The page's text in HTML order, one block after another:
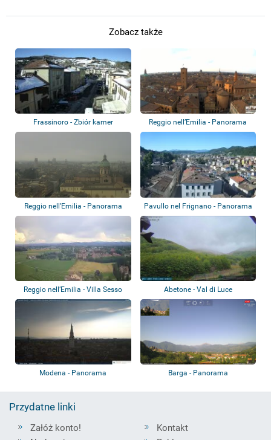
Zobacz także
Frassinoro - Zbiór kamer
Reggio nell’Emilia - Panorama
miasta
Reggio nell’Emilia - Panorama Pavullo nel Frignano - Panorama
Reggio nell’Emilia - Villa Sesso Abetone - Val di Luce
Modena - Panorama Barga - Panorama
Przydatne linki
Załóż konto!
Kontakt